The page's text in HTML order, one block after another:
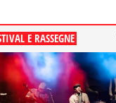
E RASSEGNE